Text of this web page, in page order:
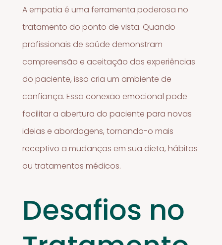
A empatia é uma ferramenta poderosa no
tratamento do ponto de vista. Quando
profissionais de saúde demonstram
compreensão e aceitação das experiências
do paciente, isso cria um ambiente de
confiança. Essa conexão emocional pode
facilitar a abertura do paciente para novas
ideias e abordagens, tornando-o mais
receptivo a mudanças em sua dieta, hábitos
ou tratamentos médicos.
Desafios no